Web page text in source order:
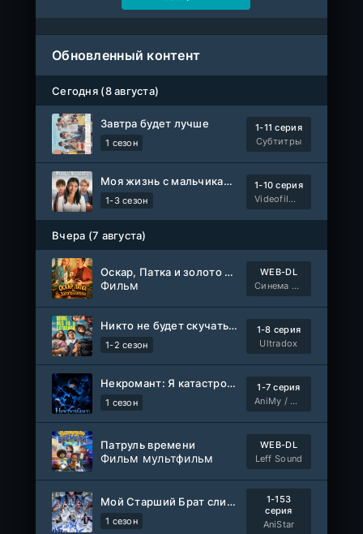
Обновленный контент
Сегодня (8 августа)
Завтра будет лучше
1 сезон
1-11 серия
Субтитры
Моя жизнь с мальчиками Уолтер
1-3 сезон
1-10 серия
Videofilm Int
Вчера (7 августа)
Оскар, Патка и золото Балтики
Фильм
WEB-DL
Синема УС
Никто не будет скучать по нам
1-2 сезон
1-8 серия
Ultradox
Некромант: Я катастрофа
1 сезон
1-7 серия
AniMy / RuChiMe
Патруль времени
Фильм мультфильм
WEB-DL
Leff Sound
Мой Старший Брат слишком стабилен
1 сезон
1-153
серия
AniStar